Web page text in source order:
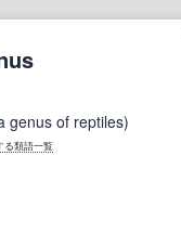
genus of reptiles)
る類語一覧